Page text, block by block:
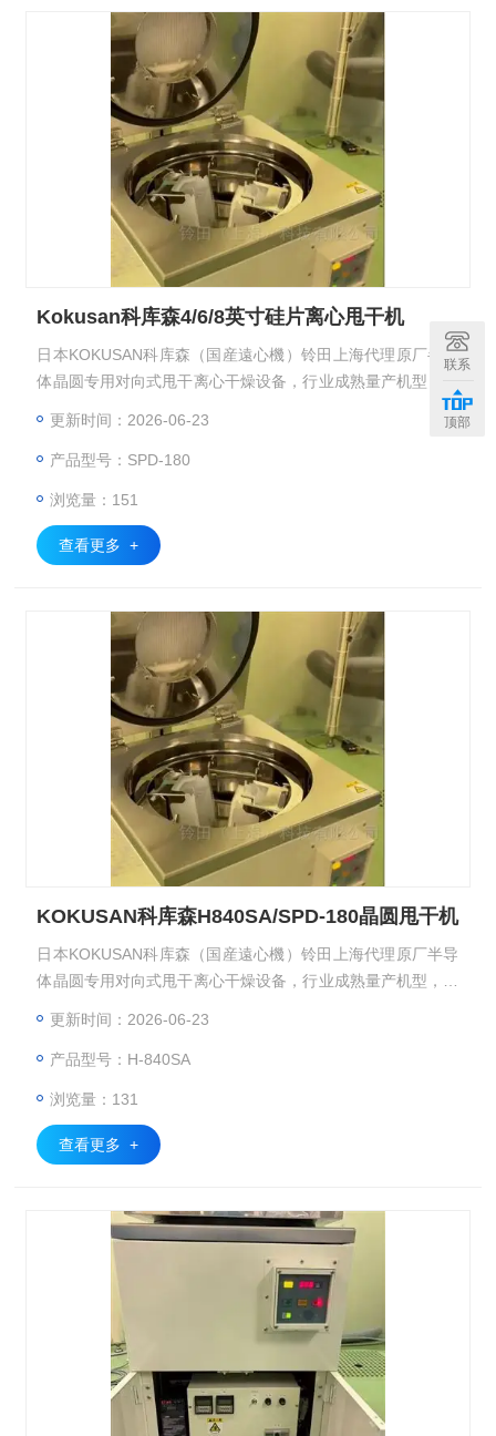
Kokusan科库森4/6/8英寸硅片离心甩干机
日本KOKUSAN科库森（国産遠心機）铃田上海代理原厂半导
体晶圆专用对向式甩干离心干燥设备，行业成熟量产机型，依
靠离心力 + 洁净气流协同完成晶圆表面精密脱水干燥，适配半
导体光刻、清洗后工序洁净制程株式会社コクサン。KOKUSA
N 科库森 H840SA 对向式离心干燥机、SPD-180 自转式离心
更新时间：2026-06-23
产品型号：SPD-180
浏览量：151
查看更多 +
KOKUSAN科库森H840SA/SPD-180晶圆甩干机
日本KOKUSAN科库森（国産遠心機）铃田上海代理原厂半导
体晶圆专用对向式甩干离心干燥设备，行业成熟量产机型，依
N 科库森 H840SA 对向式离心干燥机、SPD-180 自转式离心
更新时间：2026-06-23
产品型号：H-840SA
浏览量：131
查看更多 +
联系
顶部